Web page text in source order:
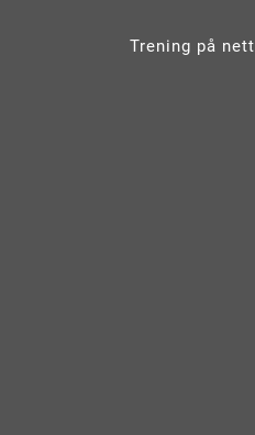
Trening på nett